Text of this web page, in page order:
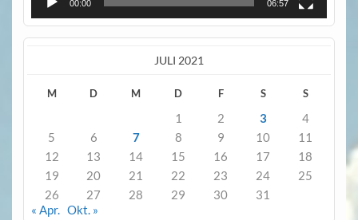
00:00 06:57
JULI 2021
M D M D F S S
1 2 3
4
5
6 7 8 9 10
11
12
13 14 15 16 17
18
19
20 21 22 23 24
25
26
27 28 29 30
31
« Apr. Okt. »